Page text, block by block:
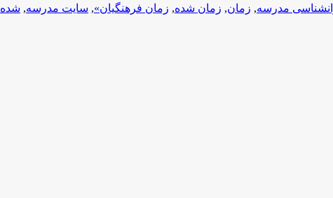
مدرسه, زمان, زمان شده, زمان فرهنگیان», سایت مدرسه, شده